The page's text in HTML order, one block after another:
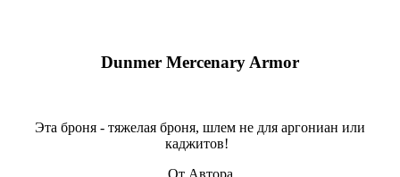
Dunmer Mercenary Armor
Эта броня - тяжелая броня, шлем не для аргониан или
каджитов!
От Автора